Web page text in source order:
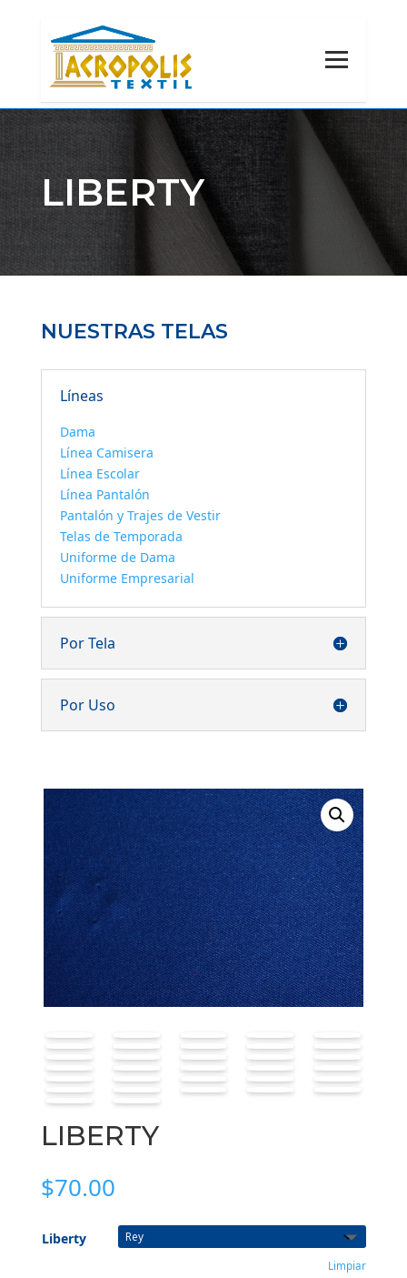
LIBERTY
NUESTRAS TELAS
Líneas
Dama
Línea Camisera
Línea Escolar
Línea Pantalón
Pantalón y Trajes de Vestir
Telas de Temporada
Uniforme de Dama
Uniforme Empresarial
Por Tela
Por Uso
LIBERTY
$70.00
Liberty
Limpiar